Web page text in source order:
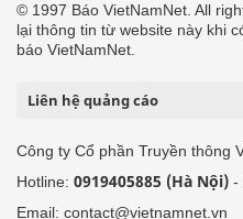
© 1997 Báo VietNamNet. All
lại thông tin từ website này khi
báo VietNamNet.
Liên hệ quảng cáo
Công ty Cổ phần Truyền thông
Hotline: 0919405885 (Hà Nội) -
Email: contact@vietnamnet.vn